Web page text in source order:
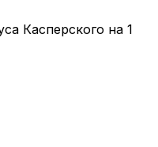
Касперского на 1